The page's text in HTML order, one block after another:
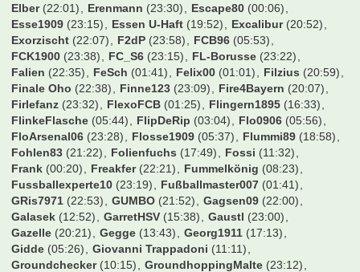
Elber(22:01) Erenmann (23:30) Escape80 (00:06)
Esse1909 (23:15) Essen U-Haft (19:52) Excalibur(20:52)
Exorzischt (22:07) F2dP (23:58) FCB96 (05:53)
FCK1900 (23:38) FC_S6 (23:15) FL-Borusse (23:22)
Falien (22:35) FeSch (01:41) Felix00 (01:01) Filzius (20:59)
Finale Oho (22:38) Finne123 (23:09) Fire4Bayern (20:07)
Firlefanz (23:32) FlexoFCB (01:25) Flingern1895 (16:33)
FlinkeFlasche (05:44) FlipDeRip (03:04) Flo0906 (05:56)
FloArsenal06 (23:28) Flosse1909 (05:37) Flummi89 (18:58)
Fohlen83 (21:22) Folienfuchs (17:49) Fossi (11:32)
Frank (00:20) Freakfer(22:21) Fummelkönig (08:23)
Fussballexperte10 (23:19) Fußballmaster007 (01:41)
GRis7971 (22:53) GUMBO (21:52) Gagsen09 (22:00)
Galasek (12:52) GarretHSV (15:38) Gaustl (23:00)
Gazelle (20:21) Gegge (13:43) Georg1911 (17:13)
Gidde (05:26) Giovanni Trappadoni (11:11)
Groundchecker(10:15) GroundhoppingMalte (23:12)